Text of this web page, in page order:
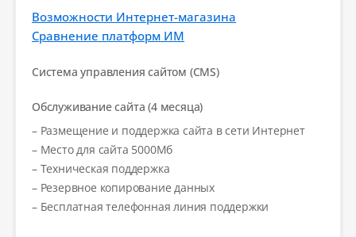
Возможности Интернет-магазина
Сравнение платформ ИМ
Система управления сайтом (CMS)
Обслуживание сайта (4 месяца)
– Размещение и поддержка сайта в сети Интернет
– Место для сайта 5000Мб
– Техническая поддержка
– Резервное копирование данных
– Бесплатная телефонная линия поддержки